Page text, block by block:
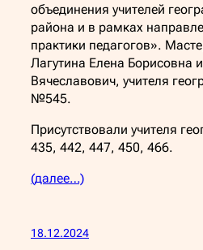
объединения учителей
района и в рамках
практики педагогов».
Лагутина Елена Борисовна
Вячеславович, учителя
№545.
Присутствовали учителя
435, 442, 447, 450, 466.
(далее…)
18.12.2024